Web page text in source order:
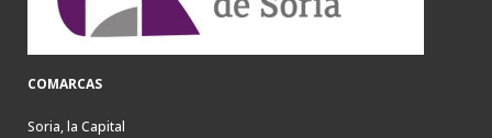
COMARCAS
Soria, la Capital